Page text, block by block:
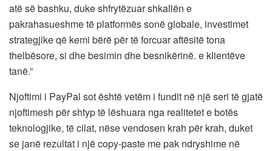
atë së bashku, duke shfrytëzuar shkallën e
pakrahasueshme të platformës sonë globale, investimet
strategjike që kemi bërë për të forcuar aftësitë tona
thelbësore, si dhe besimin dhe besnikërinë. e klientëve
tanë.”
Njoftimi i PayPal sot është vetëm i fundit në një seri të gjatë
njoftimesh për shtyp të lëshuara nga realitetet e botës
teknologjike, të cilat, nëse vendosen krah për krah, duket
se janë rezultat i një copy-paste me pak ndryshime në